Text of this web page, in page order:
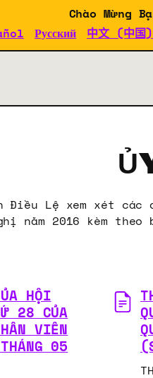
Chào Mừng
Русский 中文 (中国)
Điều Lệ xem xét
năm 2016 kèm
HỘI
28 CỦA
VIÊN
05